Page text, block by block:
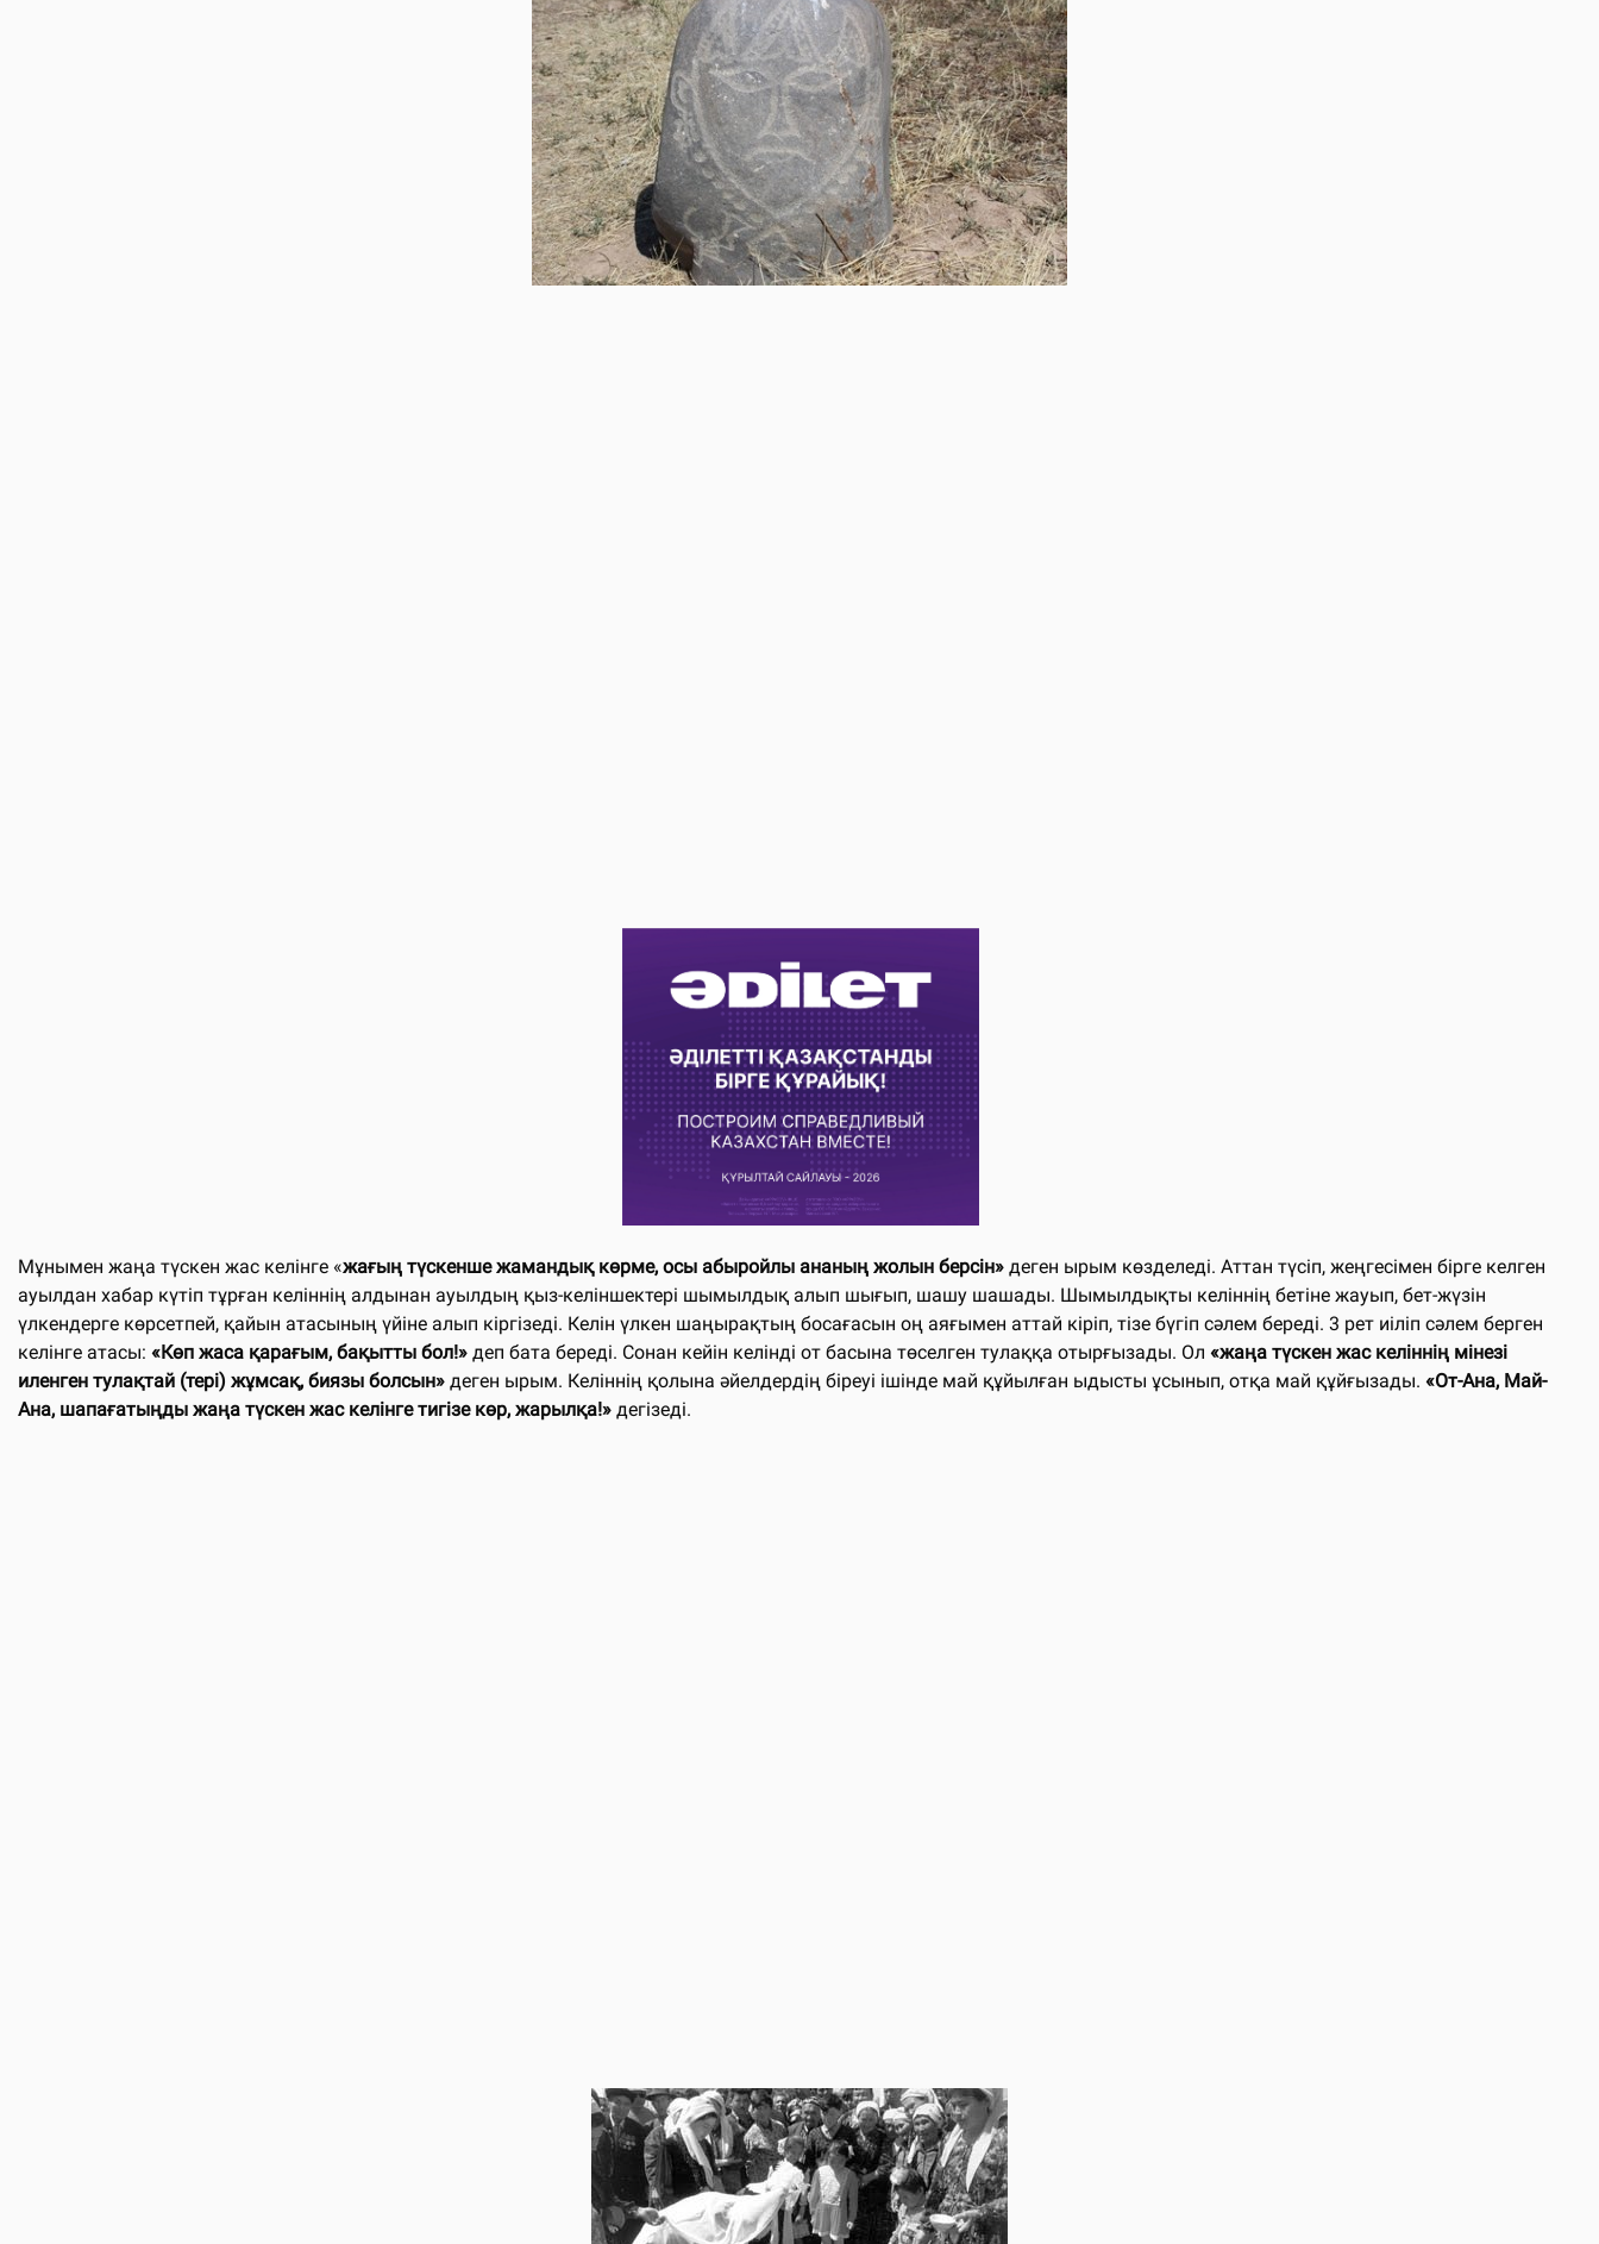
Мұнымен жаңа түскен жас келінге «жағың түскенше жамандық көрме, осы абыройлы ананың жолын берсін» деген ырым көзделеді. Аттан түсіп, жеңгесімен бірге келген
ауылдан хабар күтіп тұрған келіннің алдынан ауылдың қыз-келіншектері шымылдық алып шығып, шашу шашады. Шымылдықты келіннің бетіне жауып, бет-жүзін
үлкендерге көрсетпей, қайын атасының үйіне алып кіргізеді. Келін үлкен шаңырақтың босағасын оң аяғымен аттай кіріп, тізе бүгіп сәлем береді. 3 рет иіліп сәлем берген
келінге атасы: «Көп жаса қарағым, бақытты бол!» деп бата береді. Сонан кейін келінді от басына төселген тулаққа отырғызады. Ол «жаңа түскен жас келіннің мінезі
иленген тулақтай (тері) жұмсақ, биязы болсын» деген ырым. Келіннің қолына әйелдердің біреуі ішінде май құйылған ыдысты ұсынып, отқа май құйғызады. «От-Ана, Май-
Ана, шапағатыңды жаңа түскен жас келінге тигізе көр, жарылқа!» дегізеді.